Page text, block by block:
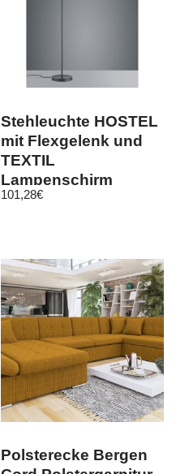
Stehleuchte HOSTEL
mit Flexgelenk und
TEXTIL
Lampenschirm
Ø35cm in Schwarz/
101,28€
Polsterecke Bergen